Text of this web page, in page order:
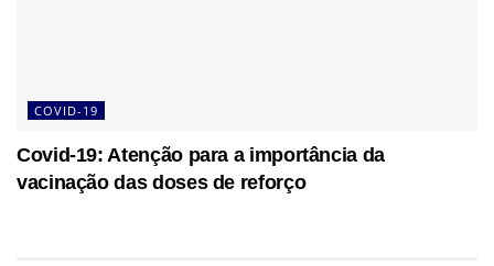
COVID-19
Covid-19: Atenção para a importância da
vacinação das doses de reforço